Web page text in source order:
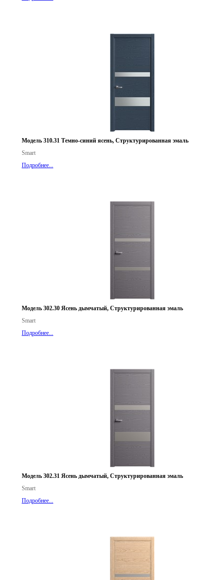
Модель 310.31 Темно-синий ясень, Структурированная эмаль
Smart
Подробнее...
Модель 302.30 Ясень дымчатый, Структурированная эмаль
Smart
Подробнее...
Модель 302.31 Ясень дымчатый, Структурированная эмаль
Smart
Подробнее...